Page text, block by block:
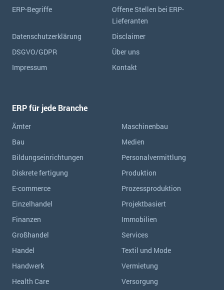
ERP-Begriffe
Offene Stellen bei ERP-
Lieferanten
Datenschutzerklärung
Disclaimer
DSGVO/GDPR
Über uns
Impressum
Kontakt
ERP für jede Branche
Ämter
Bau
Bildungseinrichtungen
Diskrete fertigung
E-commerce
Einzelhandel
Finanzen
Großhandel
Handel
Handwerk
Health Care
Maschinenbau
Medien
Personalvermittlung
Produktion
Prozessproduktion
Projektbasiert
Immobilien
Services
Textil und Mode
Vermietung
Versorgung